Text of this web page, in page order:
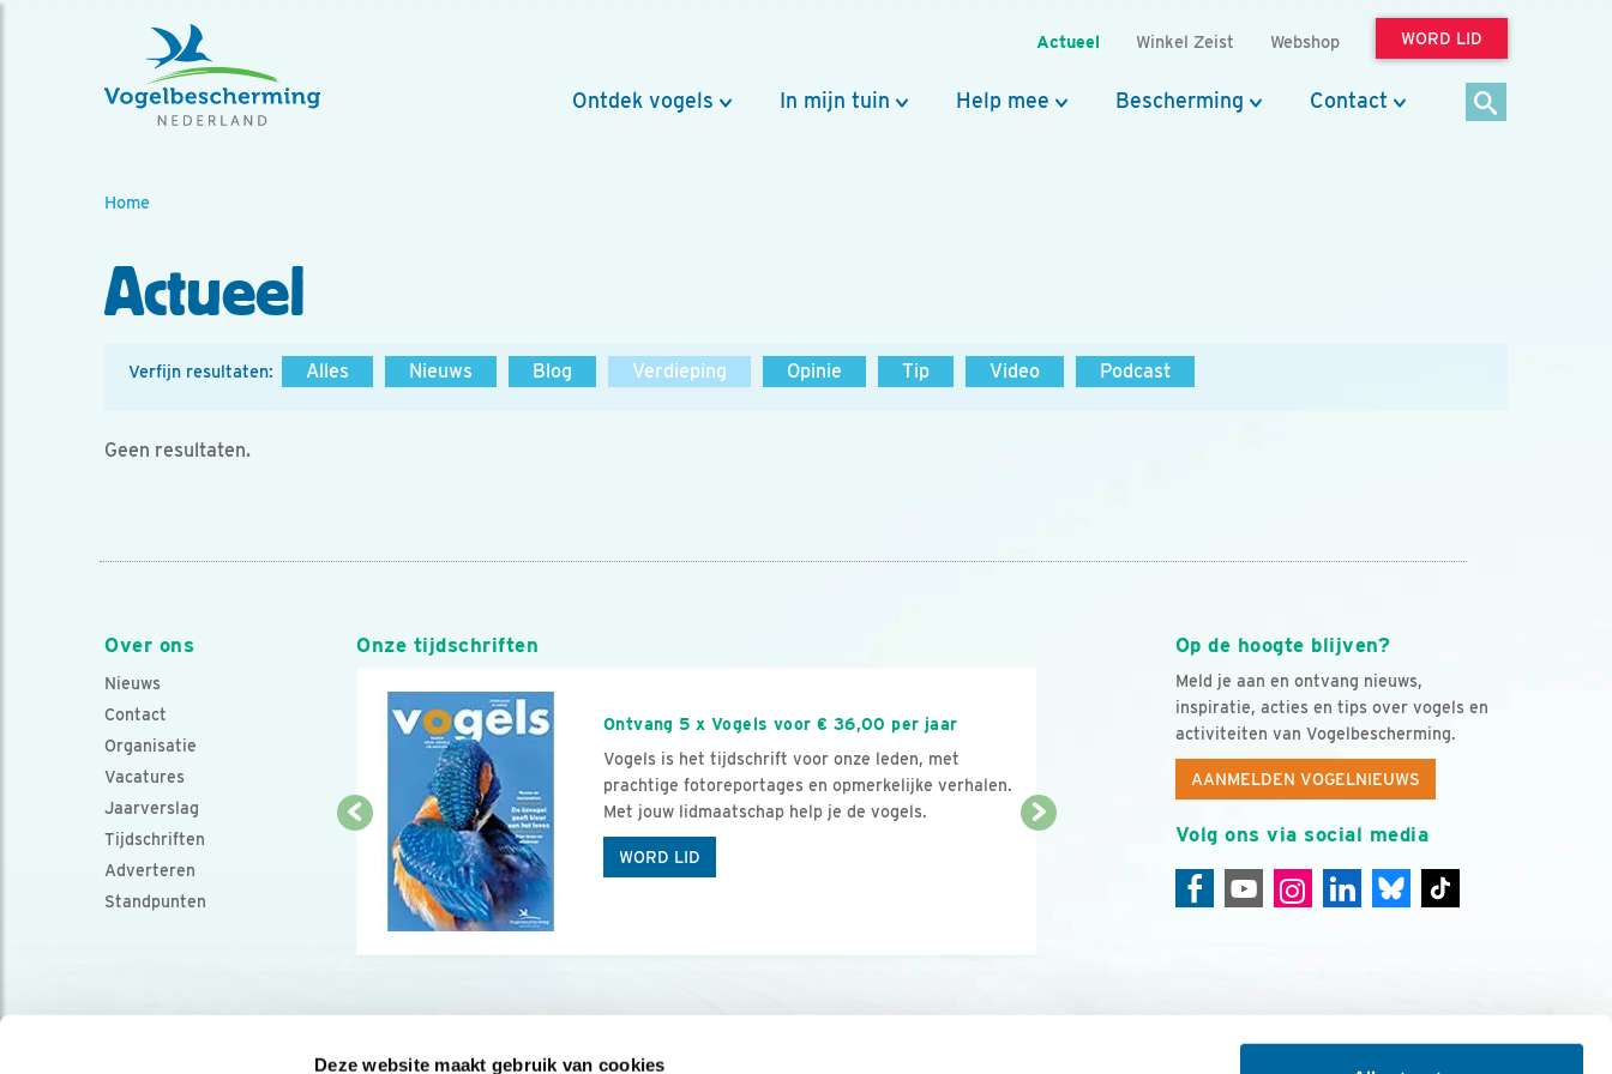
Deze website maakt gebruik van cookies
Actueel Winkel Zeist Webshop WORD LID
Ontdek vogels In mijn tuin Help mee Bescherming Contact
Home
Actueel
Verfijn resultaten: Alles Nieuws Blog Verdieping Opinie Tip Video Podcast
Geen resultaten.
Over ons
Nieuws
Contact
Organisatie
Vacatures
Jaarverslag
Tijdschriften
Adverteren
Standpunten
Op de hoogte blijven?
Meld je aan en ontvang nieuws,
inspiratie, acties en tips over vogels en
activiteiten van Vogelbescherming.
AANMELDEN VOGELNIEUWS
Volg ons via social media
Onze tijdschriften
Ontvang 5 x Vogels voor € 36,00 per jaar
Vogels is het tijdschrift voor onze leden, met
prachtige fotoreportages en opmerkelijke verhalen.
Met jouw lidmaatschap help je de vogels.
WORD LID